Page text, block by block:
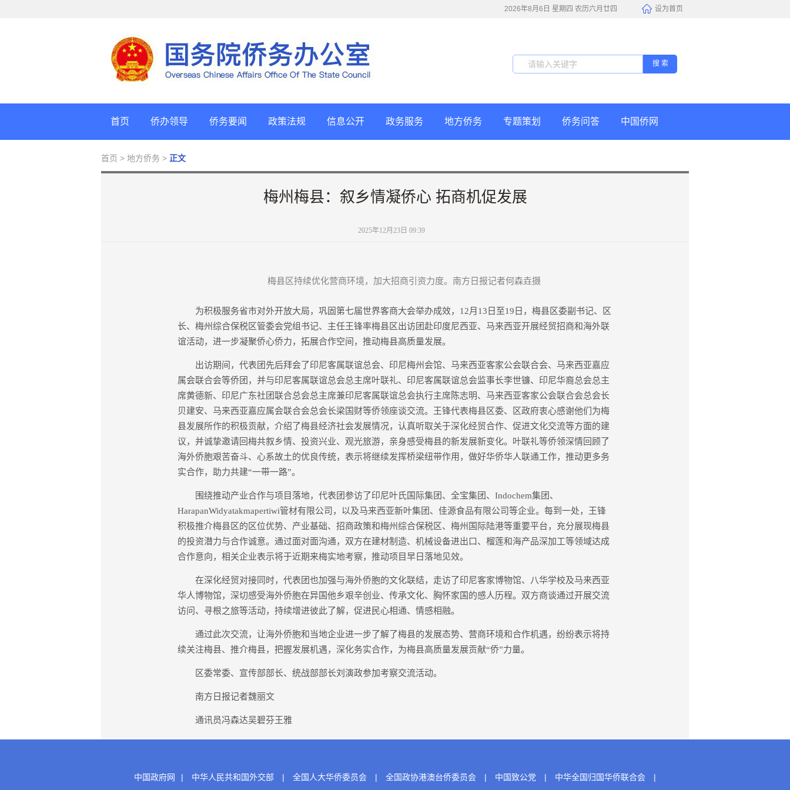
设为首页
2026年8月6日 星期四 农历六月廿四
搜 索
首页 侨办领导 侨务要闻 政策法规 信息公开 政务服务 地方侨务 专题策划 侨务问答 中国侨网
首页 > 地方侨务 > 正文
梅州梅县：叙乡情凝侨心 拓商机促发展
2025年12月23日 09:39
梅县区持续优化营商环境，加大招商引资力度。南方日报记者何森垚摄
为积极服务省市对外开放大局，巩固第七届世界客商大会举办成效，12月13日至19日，梅县区委副书记、区
长、梅州综合保税区管委会党组书记、主任王锋率梅县区出访团赴印度尼西亚、马来西亚开展经贸招商和海外联
谊活动，进一步凝聚侨心侨力，拓展合作空间，推动梅县高质量发展。
出访期间，代表团先后拜会了印尼客属联谊总会、印尼梅州会馆、马来西亚客家公会联合会、马来西亚嘉应
属会联合会等侨团，并与印尼客属联谊总会总主席叶联礼、印尼客属联谊总会监事长李世镰、印尼华裔总会总主
席黄德新、印尼广东社团联合总会总主席兼印尼客属联谊总会执行主席陈志明、马来西亚客家公会联合会总会长
贝建安、马来西亚嘉应属会联合会总会长梁国财等侨领座谈交流。王锋代表梅县区委、区政府衷心感谢他们为梅
县发展所作的积极贡献，介绍了梅县经济社会发展情况，认真听取关于深化经贸合作、促进文化交流等方面的建
议，并诚挚邀请回梅共叙乡情、投资兴业、观光旅游，亲身感受梅县的新发展新变化。叶联礼等侨领深情回顾了
海外侨胞艰苦奋斗、心系故土的优良传统，表示将继续发挥桥梁纽带作用，做好华侨华人联通工作，推动更多务
实合作，助力共建“一带一路”。
围绕推动产业合作与项目落地，代表团参访了印尼叶氏国际集团、全宝集团、Indochem集团、
HarapanWidyatakmapertiwi管材有限公司，以及马来西亚新叶集团、佳源食品有限公司等企业。每到一处，王锋
积极推介梅县区的区位优势、产业基础、招商政策和梅州综合保税区、梅州国际陆港等重要平台，充分展现梅县
的投资潜力与合作诚意。通过面对面沟通，双方在建材制造、机械设备进出口、榴莲和海产品深加工等领域达成
合作意向，相关企业表示将于近期来梅实地考察，推动项目早日落地见效。
在深化经贸对接同时，代表团也加强与海外侨胞的文化联结，走访了印尼客家博物馆、八华学校及马来西亚
华人博物馆，深切感受海外侨胞在异国他乡艰辛创业、传承文化、胸怀家国的感人历程。双方商谈通过开展交流
访问、寻根之旅等活动，持续增进彼此了解，促进民心相通、情感相融。
通过此次交流，让海外侨胞和当地企业进一步了解了梅县的发展态势、营商环境和合作机遇，纷纷表示将持
续关注梅县、推介梅县，把握发展机遇，深化务实合作，为梅县高质量发展贡献“侨”力量。
区委常委、宣传部部长、统战部部长刘演政参加考察交流活动。
南方日报记者魏丽文
通讯员冯森达吴碧芬王雅
中国政府网 | 中华人民共和国外交部 | 全国人大华侨委员会 | 全国政协港澳台侨委员会 | 中国致公党 | 中华全国归国华侨联合会 |